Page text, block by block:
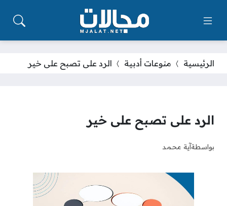
الرئيسية منوعات أدبية الرد على تصبح على خير
الرد على تصبح على خير
بواسطةآية محمد